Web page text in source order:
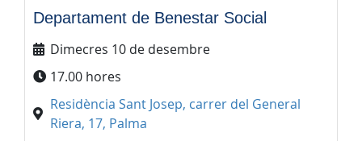
Departament de Benestar Social
Dimecres 10 de desembre
17.00 hores
Residència Sant Josep, carrer del General
Riera, 17, Palma